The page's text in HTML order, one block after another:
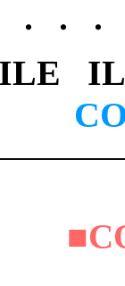
・・